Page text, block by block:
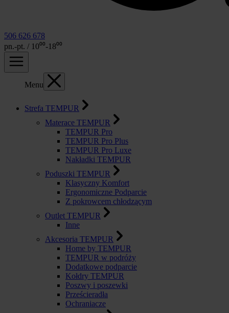
506 626 678
pn.-pt. / 10⁰⁰-18⁰⁰
Menu
Strefa TEMPUR
Materace TEMPUR
TEMPUR Pro
TEMPUR Pro Plus
TEMPUR Pro Luxe
Nakładki TEMPUR
Poduszki TEMPUR
Klasyczny Komfort
Ergonomiczne Podparcie
Z pokrowcem chłodzącym
Outlet TEMPUR
Inne
Akcesoria TEMPUR
Home by TEMPUR
TEMPUR w podróży
Dodatkowe podparcie
Kołdry TEMPUR
Poszwy i poszewki
Prześcieradła
Ochraniacze